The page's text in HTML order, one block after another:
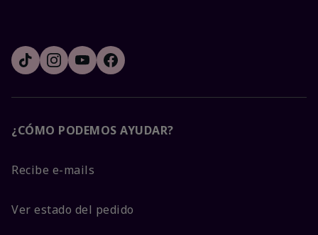
¿CÓMO PODEMOS AYUDAR?
Recibe e-mails
Ver estado del pedido